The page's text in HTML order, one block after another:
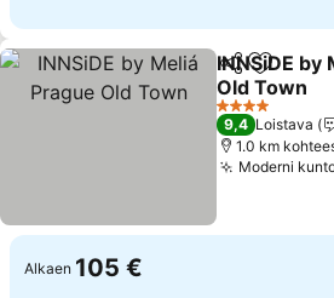
Jaa Lisää
INNSiDE by
Old Town
4 Tähtiluokitus
9,4 Loistava
1.0 km
Moderni
Alkaen 105 €